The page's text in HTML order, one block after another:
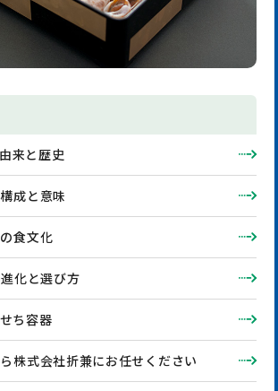
来と歴史
成と意味
食文化
化と選び方
ち容器
株式会社折兼にお任せください